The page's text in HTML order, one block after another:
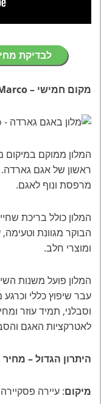
לבדיקת
מקום חמישי – Hotel San Marco
המלון ממוקם במיקום
ראשון של אגם גארדה.
מרפסת ונוף לאגם.
המלון כולל בריכת
הבוקר מגוונת
ומוצרי חלב.
עבר שיפוץ כללי
וסבלני, תמיד עוזר
לאטרקציות האגם
היתרון הגדול –
מיקום: עיירה פסקיירה